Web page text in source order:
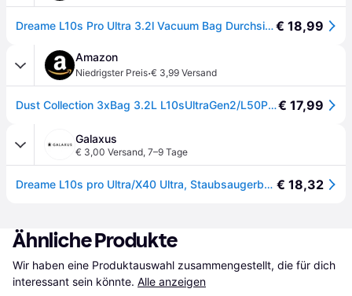
Dreame L10s Pro Ultra 3.2l Vacuum Bag Durchsichtig€ 18,99
Amazon
Niedrigster Preis·€ 3,99 Versand
Dust Collection 3xBag 3.2L L10sUltraGen2/L50ProUltra/X50Ultra/X50Master/L40sProUltra/L40UltraAE/D20Ultra/Aqua10UltraRollerComplete/Aqua10UltraTrackComplete/Aqua10Roller/Matrix10Ultra/L10sUltraGen3€ 17,99
Galaxus
€ 3,00 Versand, 7–9 Tage
Dreame L10s pro Ultra/X40 Ultra, Staubsaugerbeutel € 18,32
Ähnliche Produkte
Wir haben eine Produktauswahl zusammengestellt, die für dich
interessant sein könnte. Alle anzeigen